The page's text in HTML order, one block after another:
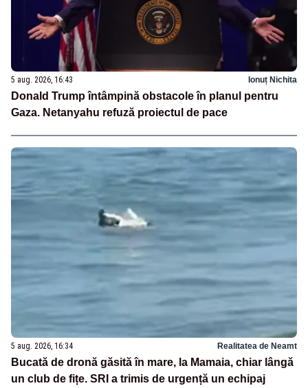
5 aug. 2026, 16:43 Ionuț Nichita
Donald Trump întâmpină obstacole în planul pentru
Gaza. Netanyahu refuză proiectul de pace
5 aug. 2026, 16:34 Realitatea de Neamt
Bucată de dronă găsită în mare, la Mamaia, chiar lângă
un club de fițe. SRI a trimis de urgență un echipaj